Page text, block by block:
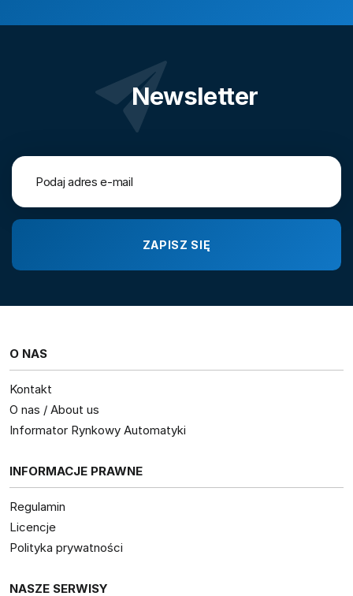
Newsletter
O NAS
Kontakt
O nas / About us
Informator Rynkowy Automatyki
INFORMACJE PRAWNE
Regulamin
Licencje
Polityka prywatności
NASZE SERWISY